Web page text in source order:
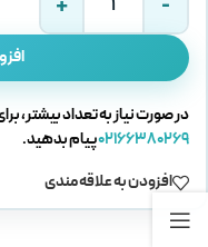
در صورت نیاز به تعداد بیشتر،
02166380269پیام بدهید.
افزودن به علاقه مندی